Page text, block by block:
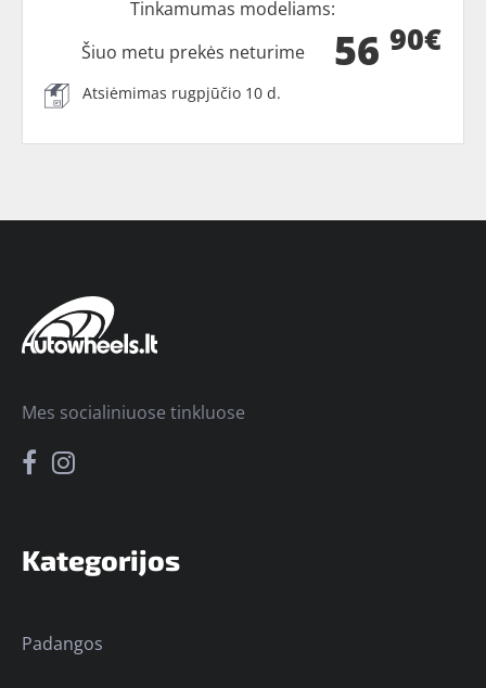
Tinkamumas modeliams:
56 90€
Šiuo metu prekės neturime
Atsiėmimas rugpjūčio 10 d.
Kategorijos
Padangos
Mes socialiniuose tinkluose